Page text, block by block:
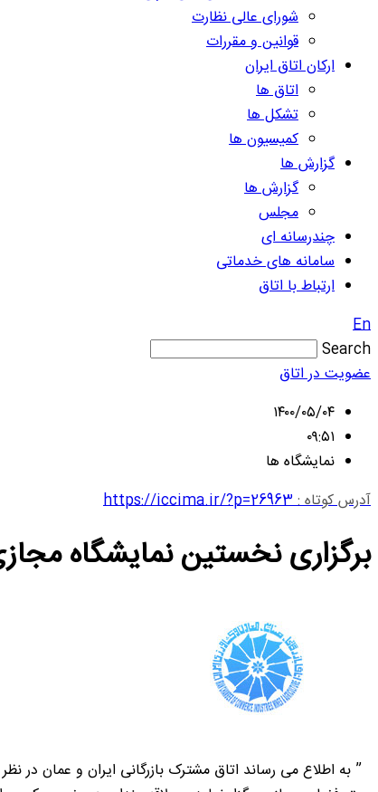
شورای عالی نظارت
قوانین و مقررات
ارکان اتاق ایران
اتاق ها
تشکل ها
کمیسیون ها
گزارش ها
گزارش ها
مجلس
چندرسانه ای
سامانه های خدماتی
ارتباط با اتاق
En
Search
عضویت در اتاق
۱۴۰۰/۰۵/۰۴
۰۹:۵۱
نمایشگاه ها
آدرس کوتاه :https://iccima.ir/?p=26963
برگزاری نخستین نمایشگاه